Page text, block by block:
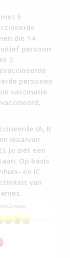
5
die 14
persoon
2
personen
vaccinatie.
(A, B
waarvan
Je ziet een
Op basis
en IC
van